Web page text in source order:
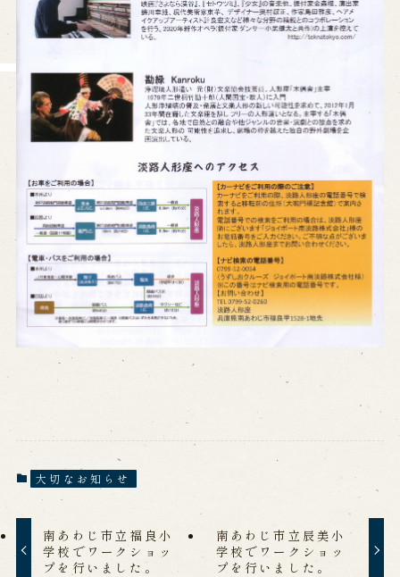
大切なお知らせ
南あわじ市立福良小
学校でワークショッ
プを行いました。
南あわじ市立辰美小
学校でワークショッ
プを行いました。